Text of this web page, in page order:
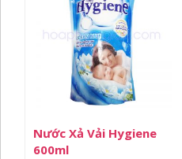
Nước Xả Vải Hygiene
600ml